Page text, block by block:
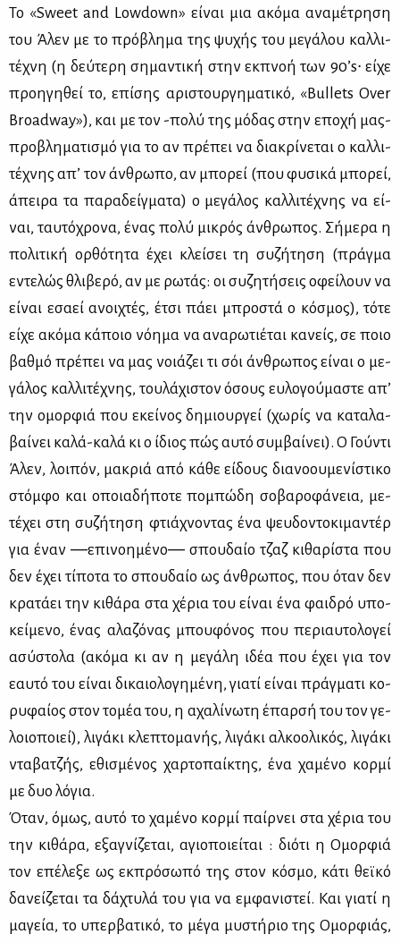
Το «Sweet and Lowdown» εί­ναι μια ακό­μα ανα­μέ­τρη­ση
του Άλεν με το πρό­βλη­μα της ψυ­χής του με­γά­λου καλ­λι­
τέ­χνη (η δεύ­τε­ρη ση­μα­ντι­κή στην εκ­πνοή των 90’s∙ εί­χε
προη­γη­θεί το, επί­σης αρι­στουρ­γη­μα­τι­κό, «Bullets Over
Broadway»), και με τον -πο­λύ της μό­δας στην επο­χή μας-
προ­βλη­μα­τι­σμό για το αν πρέ­πει να δια­κρί­νε­ται ο καλ­λι­
τέ­χνης απ’ τον άν­θρω­πο, αν μπο­ρεί (που φυ­σι­κά μπο­ρεί,
άπει­ρα τα πα­ρα­δείγ­μα­τα) ο με­γά­λος καλ­λι­τέ­χνης να εί­
ναι, ταυ­τό­χρο­να, ένας πο­λύ μι­κρός άν­θρω­πος. Σή­με­ρα η
πο­λι­τι­κή ορ­θό­τη­τα έχει κλεί­σει τη συ­ζή­τη­ση (πράγ­μα
εντε­λώς θλι­βε­ρό, αν με ρω­τάς: οι συ­ζη­τή­σεις οφεί­λουν να
εί­ναι εσα­εί ανοι­χτές, έτσι πά­ει μπρο­στά ο κό­σμος), τό­τε
εί­χε ακό­μα κά­ποιο νό­η­μα να ανα­ρω­τιέ­ται κα­νείς, σε ποιο
βαθ­μό πρέ­πει να μας νοιά­ζει τι σόι άν­θρω­πος εί­ναι ο με­
γά­λος καλ­λι­τέ­χνης, του­λά­χι­στον όσους ευ­λο­γού­μα­στε απ’
την ομορ­φιά που εκεί­νος δη­μιουρ­γεί (χω­ρίς να κα­τα­λα­
βαί­νει κα­λά-κα­λά κι ο ίδιος πώς αυ­τό συμ­βαί­νει). Ο Γού­ντι
Άλεν, λοι­πόν, μα­κριά από κά­θε εί­δους δια­νο­ου­με­νί­στι­κο
στόμ­φο και οποια­δή­πο­τε πο­μπώ­δη σο­βα­ρο­φά­νεια, με­
τέ­χει στη συ­ζή­τη­ση φτιά­χνο­ντας ένα ψευ­δο­ντο­κι­μα­ντέρ
για έναν ―επι­νοη­μέ­νο― σπου­δαίο τζαζ κι­θα­ρί­στα που
δεν έχει τί­πο­τα το σπου­δαίο ως άν­θρω­πος, που όταν δεν
κρα­τά­ει την κι­θά­ρα στα χέ­ρια του εί­ναι ένα φαι­δρό υπο­
κεί­με­νο, ένας αλα­ζό­νας μπου­φό­νος που πε­ριαυ­το­λο­γεί
ασύ­στο­λα (ακό­μα κι αν η με­γά­λη ιδέα που έχει για τον
εαυ­τό του εί­ναι δι­καιο­λο­γη­μέ­νη, για­τί εί­ναι πράγ­μα­τι κο­
ρυ­φαί­ος στον το­μέα του, η αχα­λί­νω­τη έπαρ­σή του τον γε­
λοιο­ποιεί), λι­γά­κι κλε­πτο­μα­νής, λι­γά­κι αλ­κο­ο­λι­κός, λι­γά­κι
ντα­βα­τζής, εθι­σμέ­νος χαρ­το­παί­κτης, ένα χα­μέ­νο κορ­μί
με δυο λό­για.
Όταν, όμως, αυ­τό το χα­μέ­νο κορ­μί παίρ­νει στα χέ­ρια του
την κι­θά­ρα, εξα­γνί­ζε­ται, αγιο­ποιεί­ται : διό­τι η Ομορ­φιά
τον επέ­λε­ξε ως εκ­πρό­σω­πό της στον κό­σμο, κά­τι θεϊ­κό
δα­νεί­ζε­ται τα δά­χτυ­λά του για να εμ­φα­νι­στεί. Και για­τί η
μα­γεία, το υπερ­βα­τι­κό, το μέ­γα μυ­στή­ριο της Ομορ­φιάς,